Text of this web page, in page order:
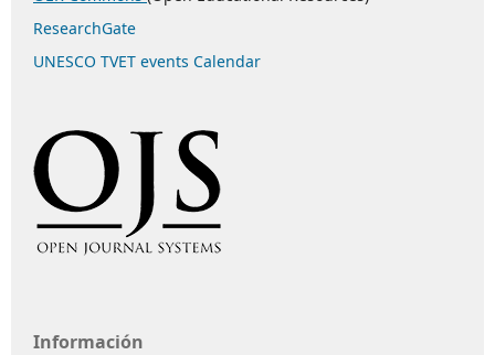
ResearchGate
UNESCO TVET events Calendar
Información